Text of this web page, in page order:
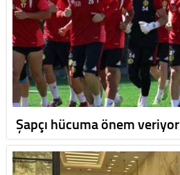
Şapçı hücuma önem veriyor